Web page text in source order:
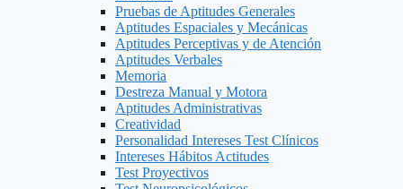
Pruebas de Aptitudes Generales
Aptitudes Espaciales y Mecánicas
Aptitudes Perceptivas y de Atención
Aptitudes Verbales
Memoria
Destreza Manual y Motora
Aptitudes Administrativas
Creatividad
Personalidad Intereses Test Clínicos
Intereses Hábitos Actitudes
Test Proyectivos